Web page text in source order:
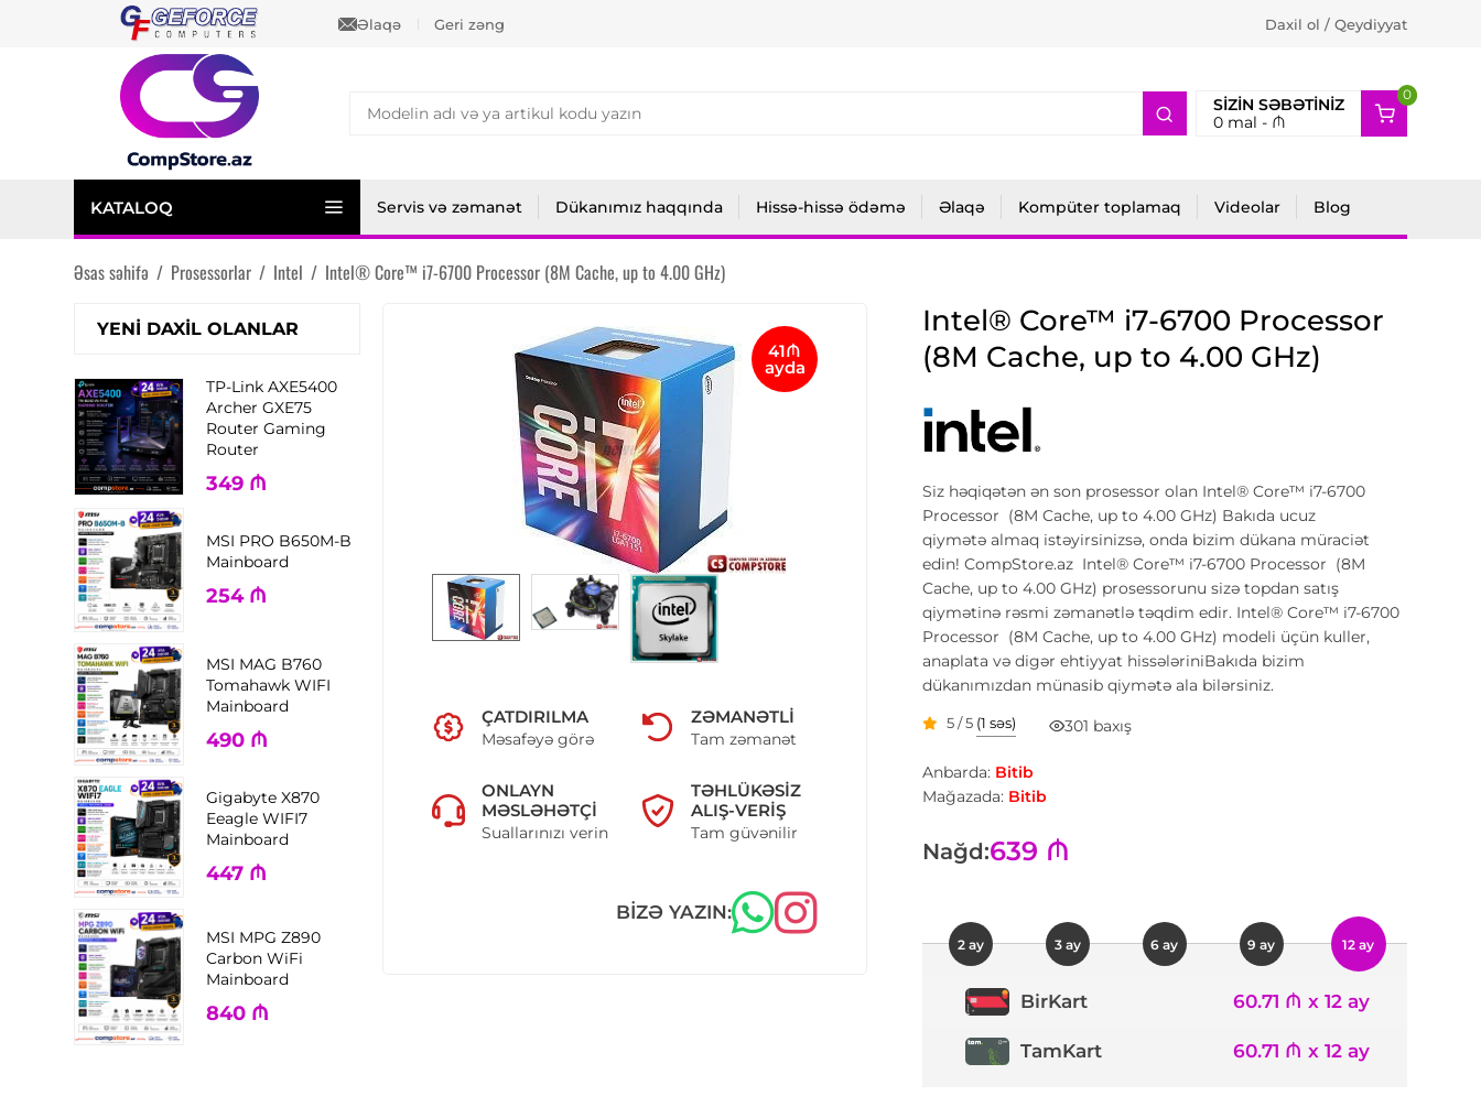
Əlaqə Geri zəng Daxil ol / Qeydiyyat
SIZIN SƏBƏTINIZ
0mal - ₼
0
2
KATALOQ Servis və zəmanət Dükanımız haqqında Hissə-hissə ödəmə Əlaqə Kompüter toplamaq Videolar Blog
Əsas səhifə / Prosessorlar / Intel / Intel® Core™ i7-6700 Processor (8M Cache, up to 4.00 GHz)
YENI DAXIL OLANLAR
TP-Link AXE5400
Archer GXE75
Router Gaming
Router
349 ₼
MSI PRO B650M-B
Mainboard
254 ₼
MSI MAG B760
Tomahawk WIFI
Mainboard
490 ₼
Gigabyte X870
Eeagle WIFI7
Mainboard
447 ₼
MSI MPG Z890
Carbon WiFi
Mainboard
840 ₼
41₼
ayda
ÇATDIRILMA
Məsafəyə görə
ZƏMANƏTLI
Tam zəmanət
ONLAYN
MƏSLƏHƏTÇI
Suallarınızı verin
TƏHLÜKƏSIZ
ALIŞ-VERIŞ
Tam güvənilir
BIZƏ YAZIN:
Intel® Core™ i7-6700 Processor
(8M Cache, up to 4.00 GHz)
Siz həqiqətən ən son prosessor olan Intel® Core™ i7-6700
Processor (8M Cache, up to 4.00 GHz) Bakıda ucuz
qiymətə almaq istəyirsinizsə, onda bizim dükana müraciət
edin! CompStore.az Intel® Core™ i7-6700 Processor (8M
Cache, up to 4.00 GHz) prosessorunu sizə topdan satış
qiymətinə rəsmi zəmanətlə təqdim edir. Intel® Core™ i7-6700
Processor (8M Cache, up to 4.00 GHz) modeli üçün kuller,
anaplata və digər ehtiyyat hissələriniBakıda bizim
dükanımızdan münasib qiymətə ala bilərsiniz.
5 / 5 (1 səs) 301 baxış
Anbarda: Bitib
Mağazada: Bitib
Nağd:639 ₼
2 ay 3 ay 6 ay 9 ay 12 ay
BirKart 60.71 ₼ x 12 ay
TamKart 60.71 ₼ x 12 ay